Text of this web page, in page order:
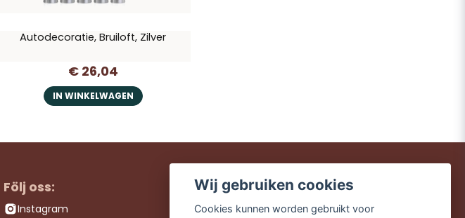
Autodecoratie, Bruiloft, Zilver
€ 26,04
IN WINKELWAGEN
Följ oss:
Instagram
Snelle leveringen
Wij gebruiken cookies
Cookies kunnen worden gebruikt voor